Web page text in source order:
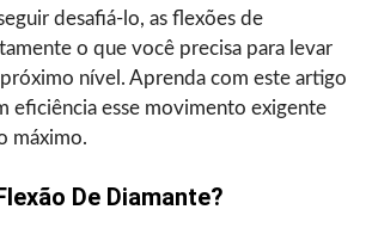
desafiá-lo, as flexões de
o que você precisa para levar
nível. Aprenda com este artigo
eficiência esse movimento exigente
máximo.
De Diamante?